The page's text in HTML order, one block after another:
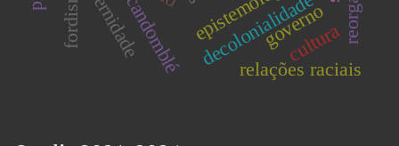
decolonialidade
governo
relações raciais
candomblé cultura